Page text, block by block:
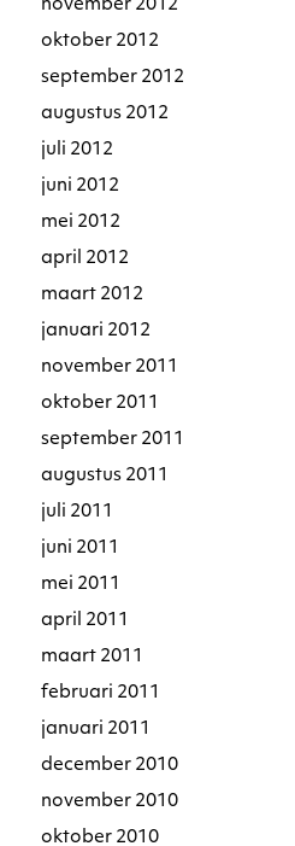
november 2012
oktober 2012
september 2012
augustus 2012
juli 2012
juni 2012
mei 2012
april 2012
maart 2012
januari 2012
november 2011
oktober 2011
september 2011
augustus 2011
juli 2011
juni 2011
mei 2011
april 2011
maart 2011
februari 2011
januari 2011
december 2010
november 2010
oktober 2010